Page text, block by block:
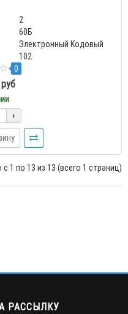
2
60Б
Электронный Кодовый
102
0
+
1 по 13 из 13 (всего 1 страниц)
РАССЫЛКУ